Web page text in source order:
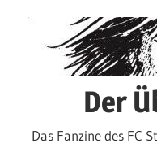
Der
Das Fanzine des FC